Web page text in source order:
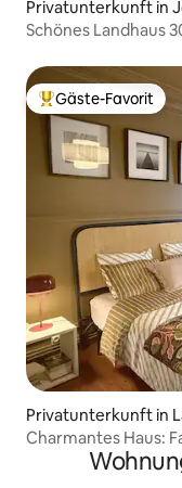
Privatunterkunft in
Schönes Landhaus
Beliebter Gäste-
Gäste-Favorit
Privatunterkunft in
Charmantes Haus: